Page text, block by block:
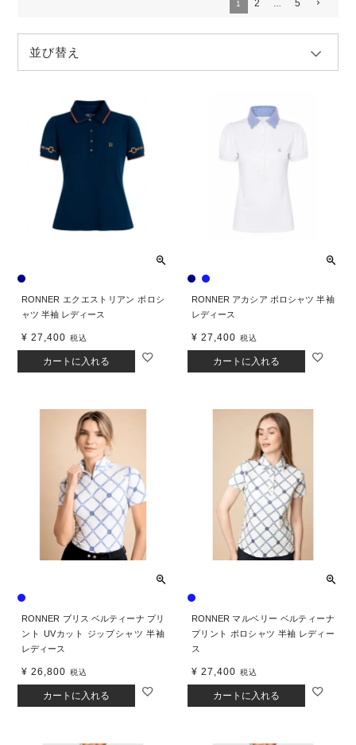
並び替え
1 2 5
RONNER エクエストリアン ポロシ
ャツ 半袖 レディース
¥ 27,400 税込
カートに入れる
RONNER アカシア ポロシャツ 半袖
レディース
¥ 27,400 税込
カートに入れる
RONNER ブリス ベルティーナ プリ
ント UVカット ジップシャツ 半袖
レディース
¥ 26,800 税込
カートに入れる
RONNER マルベリー ベルティーナ
プリント ポロシャツ 半袖 レディー
ス
¥ 27,400 税込
カートに入れる